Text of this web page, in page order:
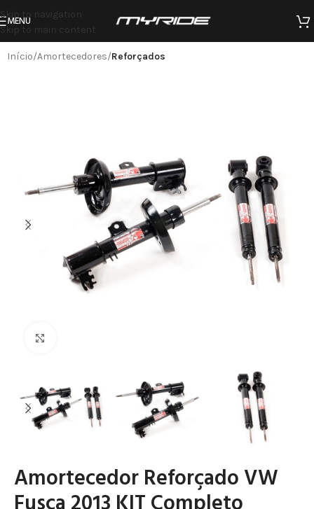
Skip to navigation
Skip to main content
MENU
Início Amortecedores Reforçados
Amortecedor Reforçado VW